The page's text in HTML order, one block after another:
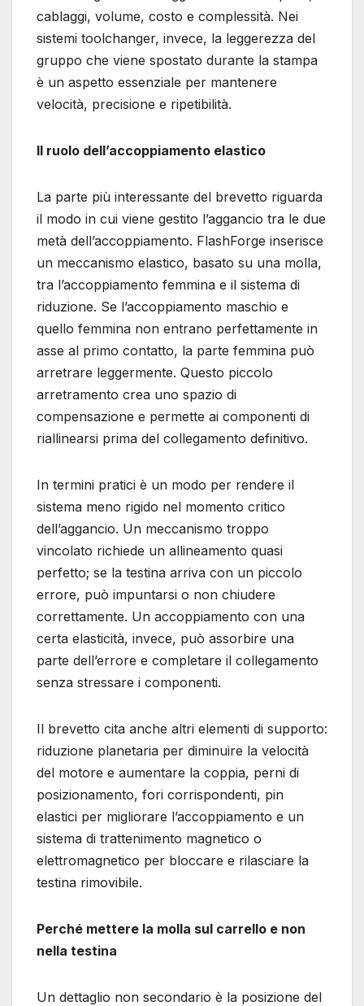
cablaggi, volume, costo e complessità. Nei
sistemi toolchanger, invece, la leggerezza del
gruppo che viene spostato durante la stampa
è un aspetto essenziale per mantenere
velocità, precisione e ripetibilità.
Il ruolo dell’accoppiamento elastico
La parte più interessante del brevetto riguarda
il modo in cui viene gestito l’aggancio tra le due
metà dell’accoppiamento. FlashForge inserisce
un meccanismo elastico, basato su una molla,
tra l’accoppiamento femmina e il sistema di
riduzione. Se l’accoppiamento maschio e
quello femmina non entrano perfettamente in
asse al primo contatto, la parte femmina può
arretrare leggermente. Questo piccolo
arretramento crea uno spazio di
compensazione e permette ai componenti di
riallinearsi prima del collegamento definitivo.
In termini pratici è un modo per rendere il
sistema meno rigido nel momento critico
dell’aggancio. Un meccanismo troppo
vincolato richiede un allineamento quasi
perfetto; se la testina arriva con un piccolo
errore, può impuntarsi o non chiudere
correttamente. Un accoppiamento con una
certa elasticità, invece, può assorbire una
parte dell’errore e completare il collegamento
senza stressare i componenti.
Il brevetto cita anche altri elementi di supporto:
riduzione planetaria per diminuire la velocità
del motore e aumentare la coppia, perni di
posizionamento, fori corrispondenti, pin
elastici per migliorare l’accoppiamento e un
sistema di trattenimento magnetico o
elettromagnetico per bloccare e rilasciare la
testina rimovibile.
Perché mettere la molla sul carrello e non
nella testina
Un dettaglio non secondario è la posizione del